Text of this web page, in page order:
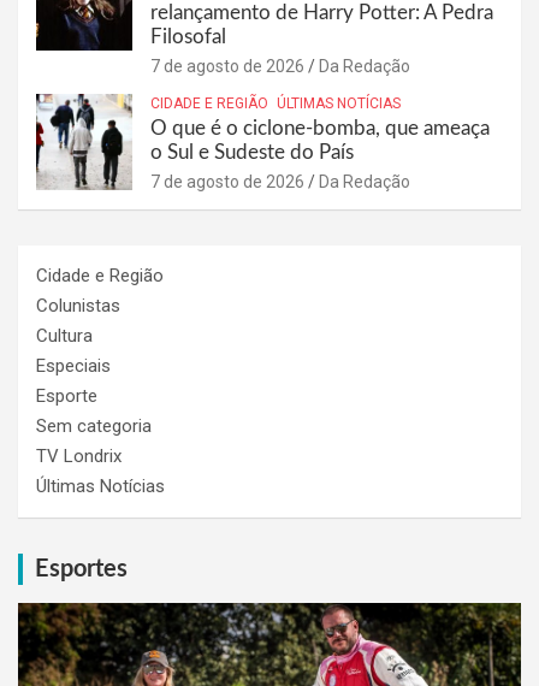
relançamento de Harry Potter: A Pedra
Filosofal
7 de agosto de 2026 Da Redação
CIDADE E REGIÃO ÚLTIMAS NOTÍCIAS
O que é o ciclone-bomba, que ameaça
o Sul e Sudeste do País
7 de agosto de 2026 Da Redação
Cidade e Região
Colunistas
Cultura
Especiais
Esporte
Sem categoria
TV Londrix
Últimas Notícias
Esportes